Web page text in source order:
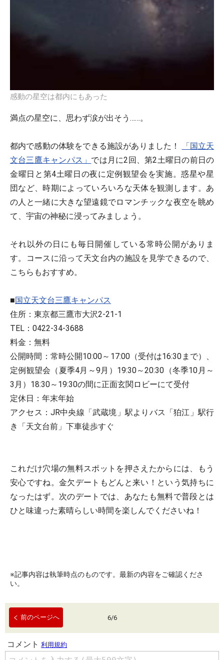
感動の星空は都内にもあった
満点の星空に、思わず涙が出そう……。
都内で感動の体験をできる施設がありました！
「国立天
文台三鷹キャンパス」 では月に2回、第2土曜日の前日の
金曜日と第4土曜日の夜に定例観望会を実施。惑星や星
団など、時期によっていろいろな天体を観測します。あ
の人と一緒に大きな望遠鏡でロマンチックな夜空を眺め
て、宇宙の神秘に浸ってみましょう。
それ以外の日にも毎日開催している常時公開がありま
す。コースに沿って天文台内の施設を見学できるので、
こちらもおすすめ。
■国立天文台三鷹キャンパス
住所：東京都三鷹市大沢2-21-1
TEL：0422-34-3688
料金：無料
公開時間：常時公開10:00～17:00（受付は16:30まで）、
定例観望会（夏季4月～9月）19:30～20:30（冬季10月～
3月）18:30～19:30の間に正面玄関ロビーにて受付
定休日：年末年始
アクセス：JR中央線「武蔵境」駅よりバス「狛江」駅行
き「天文台前」下車徒歩すぐ
これだけ穴場の無料スポットを押さえたからには、もう
安心ですね。金欠デートもどんと来い！という気持ちに
なったはず。次のデートでは、あなたも無料で普段とは
ひと味違った素晴らしい時間を楽しんでくださいね！
※記事内容は執筆時点のものです。最新の内容をご確認くださ
い。
前のページへ 6/6